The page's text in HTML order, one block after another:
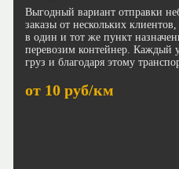
Выгодный вариант отправки
заказы от нескольких
в один и тот же пункт
перевозим контейнер. Каждый
груз и благодаря этому
от 10 руб/км